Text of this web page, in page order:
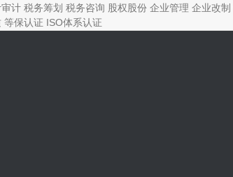
计 税务筹划 税务咨询 股权股份 企业管理 企业改制
等保认证 ISO体系认证